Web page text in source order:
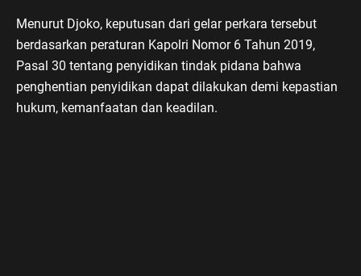
Menurut Djoko, keputusan dari gelar perkara tersebut
berdasarkan peraturan Kapolri Nomor 6 Tahun 2019,
Pasal 30 tentang penyidikan tindak pidana bahwa
penghentian penyidikan dapat dilakukan demi kepastian
hukum, kemanfaatan dan keadilan.